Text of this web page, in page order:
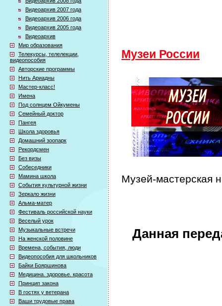
Видеоархив 2007 года
Видеоархив 2006 года
Видеоархив 2005 года
Видеоархив
Мир образования
Телекурсы, телелекции,
видеопособия
Авторские программы
Нить Ариадны
Мастер-класс!
Имена
Под солнцем Ойкумены
Семейный доктор
Пангея
Школа здоровья
Домашний зоопарк
Рекордсмен
Без визы
Собеседники
Мамина школа
События культурной жизни
Зеркало жизни
Альма-матер
Фестиваль российской науки
Веселый урок
Музыкальные встречи
На женской половине
Времена, события, люди
Видеопособия для школьников
Байки Бояршинова
Медицина. здоровье. красота
Принцип закона
В гостях у ветерана
Ваши трудовые права
Музеи России
Музей-мастерская
Данная